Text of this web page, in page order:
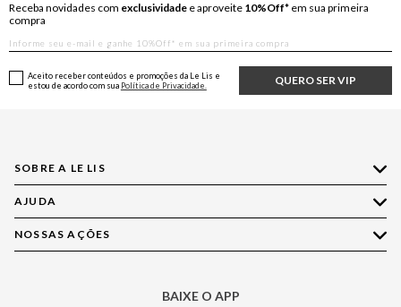
Receba novidades com exclusividade e aproveite 10%Off* em sua primeira
compra
QUERO SER VIP
Aceito receber conteúdos e promoções da Le Lis e
estou de acordo com sua Política de Privacidade.
SOBRE A LE LIS
Quem Somos
Nossas Lojas
Política de Privacidade
AJUDA
Compre pelo WhatsApp
Central de Relacionamento
NOSSAS AÇÕES
BAIXE O APP